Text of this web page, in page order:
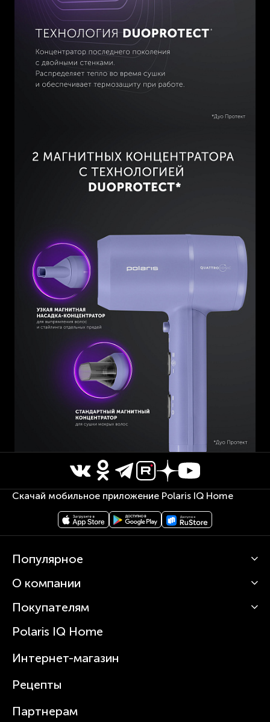
Скачай мобильное приложение Polaris IQ Home
Популярное
Кофемашины
Вертикальные пылесосы
Зубные щетки и ирригаторы
Увлажнители
Посуда
О компании
О Polaris
Статьи
Покупателям
Сервисные центры
Где купить
Polaris IQ Home
Интернет-магазин
Рецепты
Партнерам